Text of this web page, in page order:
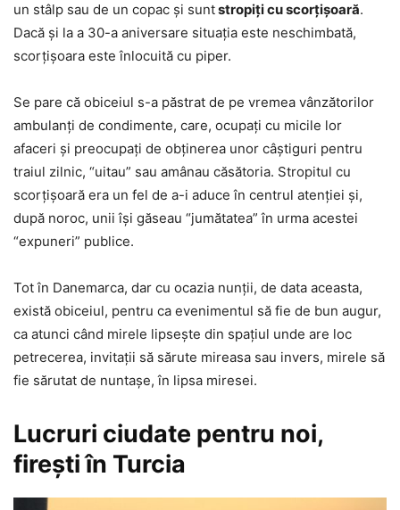
un stâlp sau de un copac şi suntstropiţi cu scorţişoară.
Dacă şi la a 30-a aniversare situaţia este neschimbată,
scorţişoara este înlocuită cu piper.
Se pare că obiceiul s-a păstrat de pe vremea vânzătorilor
ambulanţi de condimente, care, ocupaţi cu micile lor
afaceri şi preocupaţi de obţinerea unor câştiguri pentru
traiul zilnic, “uitau” sau amânau căsătoria. Stropitul cu
scorţişoară era un fel de a-i aduce în centrul atenţiei şi,
după noroc, unii îşi găseau “jumătatea” în urma acestei
“expuneri” publice.
Tot în Danemarca, dar cu ocazia nunţii, de data aceasta,
există obiceiul, pentru ca evenimentul să fie de bun augur,
ca atunci când mirele lipseşte din spaţiul unde are loc
petrecerea, invitaţii să sărute mireasa sau invers, mirele să
fie sărutat de nuntaşe, în lipsa miresei.
Lucruri ciudate pentru noi,
fireşti în Turcia